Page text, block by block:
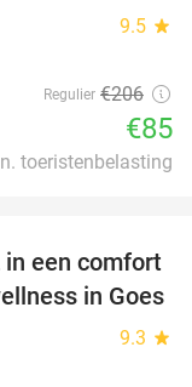
9.5 star
Regulier €206
€85
toeristenbelasting
in een comfort
in Goes
9.3 star